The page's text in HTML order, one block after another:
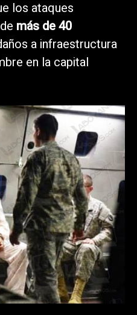
los ataques
más de 40
a infraestructura
en la capital